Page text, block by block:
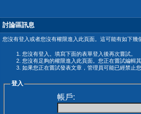
討論區訊息
您沒有登入或者您沒有權限進入此頁面。這可能有如下幾
您沒有登入。填寫下面的表單登入後再次嘗試。
您沒有足夠的權限進入此頁面。您正在嘗試編輯
如果您正在嘗試發表文章，管理員可能已經禁止
登入
帳戶: